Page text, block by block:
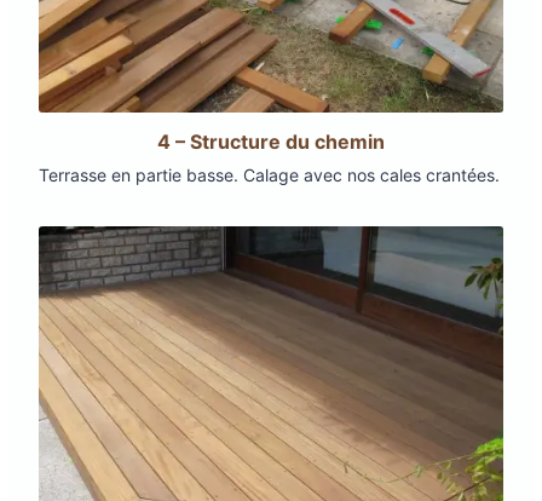
4 – Structure du chemin
Terrasse en partie basse. Calage avec nos cales crantées.